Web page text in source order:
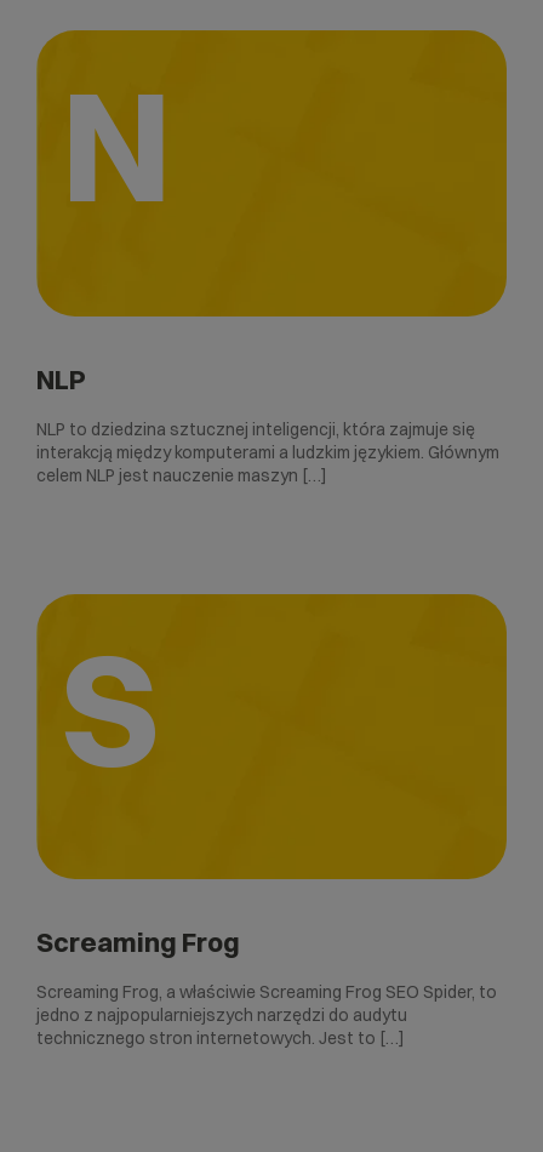
N
NLP
NLP to dziedzina sztucznej inteligencji, która zajmuje się
interakcją między komputerami a ludzkim językiem. Głównym
celem NLP jest nauczenie maszyn […]
S
Screaming Frog
Screaming Frog, a właściwie Screaming Frog SEO Spider, to
jedno z najpopularniejszych narzędzi do audytu
technicznego stron internetowych. Jest to […]